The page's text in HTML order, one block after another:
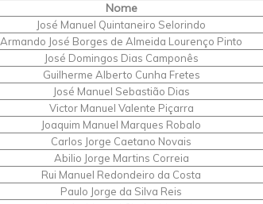
Nome
José Manuel Quintaneiro Selorindo
Armando José Borges de Almeida Lourenço Pinto
José Domingos Dias Camponês
Guilherme Alberto Cunha Fretes
José Manuel Sebastião Dias
Victor Manuel Valente Piçarra
Joaquim Manuel Marques Robalo
Carlos Jorge Caetano Novais
Abilio Jorge Martins Correia
Rui Manuel Redondeiro da Costa
Paulo Jorge da Silva Reis